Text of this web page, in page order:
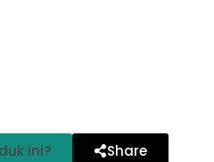
ini? Share